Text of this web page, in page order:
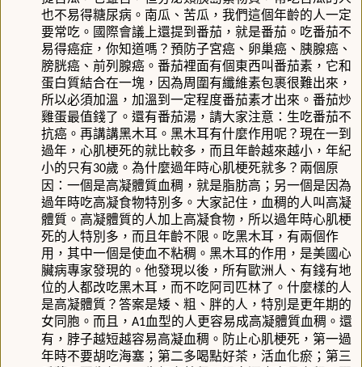
也不易得糖尿病。南瓜、苦瓜，我們這個年齡的人一定
要常吃。國際會議上還提到番茄，就是番茄。吃番茄不
易得癌症，你知道嗎？預防子宮癌、卵巢癌、胰腺癌、
膀胱癌、前列腺癌。番茄裡面有個東西叫番茄素，它和
蛋白質結合在一塊，因為周圍有纖維素包裹很難出來，
所以必須加溫，加溫到一定程度番茄素才出來。番茄炒
雞蛋最值錢了。還有番茄湯，請大家注意：生吃番茄不
抗癌。再講講黑木耳。黑木耳有什麼作用呢？現在一到
過年，心肌梗死的就比較多，而且年齡越來越小，年紀
小的只有30歲。為什麼過年時心肌梗死就多？兩個原
因：一個是高凝體質血稠，就是脂肪高；另一個是因為
過年時吃高凝食物特別多。大家記住，血稠的人叫高凝
體質。高凝體質的人加上高凝食物，所以過年時心肌梗
死的人特別多，而且年齡不限。吃黑木耳，有兩個作
用，其中一個是使血不粘稠。黑木耳的作用，是美國心
臟病專家發現的。他發現以後，所有歐洲人、有錢有地
位的人都改吃黑木耳，而不吃阿司匹林了。什麼樣的人
是高凝體質？答案是矮、粗、胖的人，特別是更年期的
女同胞。而且，A1血型的人更容易成高凝體質血稠。還
有，脖子越短越容易高凝血稠。防止心肌梗死，第一過
年時不要胡吃海塞；第二多喝點好茶，活血化瘀；第三